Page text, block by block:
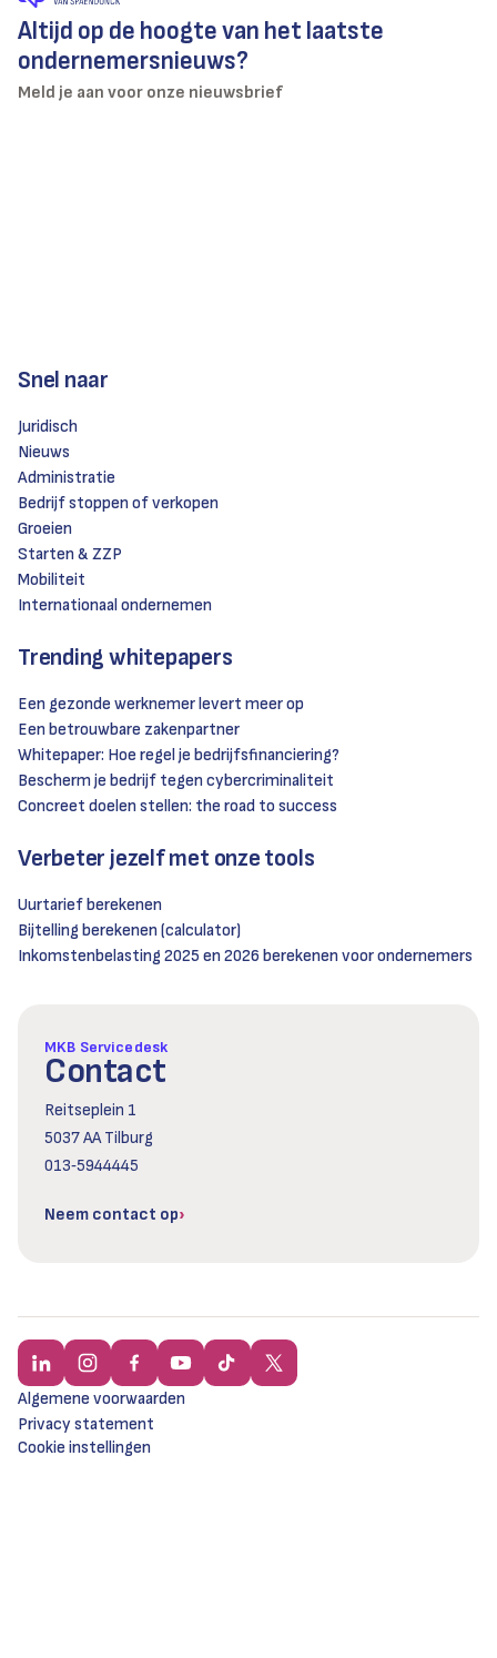
Altijd op de hoogte van het laatste
ondernemersnieuws?
Meld je aan voor onze nieuwsbrief
Snel naar
Juridisch
Nieuws
Administratie
Bedrijf stoppen of verkopen
Groeien
Starten & ZZP
Mobiliteit
Internationaal ondernemen
Trending whitepapers
Een gezonde werknemer levert meer op
Een betrouwbare zakenpartner
Whitepaper: Hoe regel je bedrijfsfinanciering?
Bescherm je bedrijf tegen cybercriminaliteit
Concreet doelen stellen: the road to success
Verbeter jezelf met onze tools
Uurtarief berekenen
Bijtelling berekenen (calculator)
Inkomstenbelasting 2025 en 2026 berekenen voor ondernemers
MKB Servicedesk
Contact
Reitseplein 1
5037 AA Tilburg
013‑5944445
Neem contact op
Algemene voorwaarden
Privacy statement
Cookie instellingen